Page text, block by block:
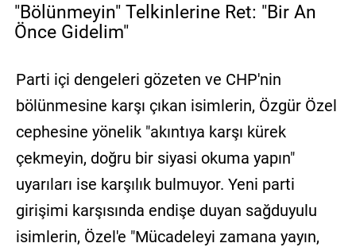
"Bölünmeyin" Telkinlerine Ret: "Bir An
Önce Gidelim"
Parti içi dengeleri gözeten ve CHP'nin
bölünmesine karşı çıkan isimlerin, Özgür Özel
cephesine yönelik "akıntıya karşı kürek
çekmeyin, doğru bir siyasi okuma yapın"
uyarıları ise karşılık bulmuyor. Yeni parti
girişimi karşısında endişe duyan sağduyulu
isimlerin, Özel'e "Mücadeleyi zamana yayın,